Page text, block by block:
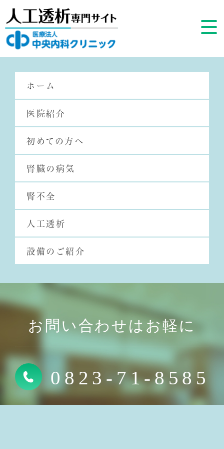
ホーム
医院紹介
初めての方へ
腎臓の病気
腎不全
人工透析
設備のご紹介
お問い合わせはお軽に